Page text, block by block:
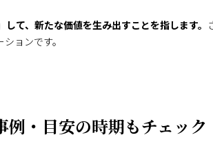
て、新たな価値を生み出すことを指します。
ョンです。
・目安の時期もチェック